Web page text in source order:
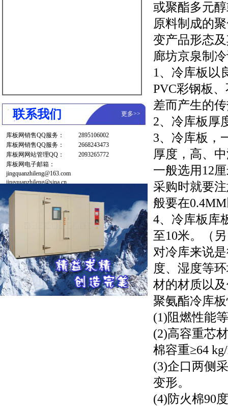
联系我们 更多>>
库板网销售QQ服务：
2895106002
库板网销售QQ服务：
2668243473
库板网网站管理QQ：
2093265772
库板网电子邮箱：
jingquanzhileng@163.com
jingquanzhileng@sina.cn
或聚酯多元
原料制成的
变产品形态
廊坊京泉制
1、冷库板以
PVC彩钢板
差而产生的
2、冷库板厚
3、冷库板，
厚度，高、
一般选用12
采购时就要
般要在
4、冷库板库
至10米。（
对冷库来说
度、湿度等
材的材质以
聚氨酯冷库
(1)阻燃性能
(2)高容重芯
棉容重≥64
(3)企口两侧
变形。
(4)防火棉90